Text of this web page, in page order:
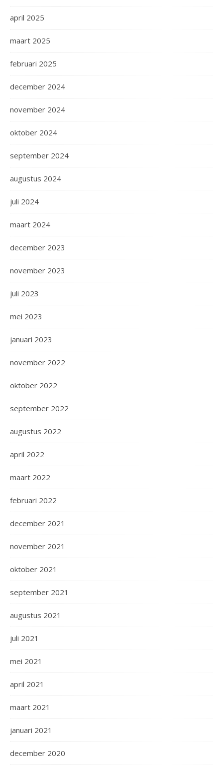
april 2025
maart 2025
februari 2025
december 2024
november 2024
oktober 2024
september 2024
augustus 2024
juli 2024
maart 2024
december 2023
november 2023
juli 2023
mei 2023
januari 2023
november 2022
oktober 2022
september 2022
augustus 2022
april 2022
maart 2022
februari 2022
december 2021
november 2021
oktober 2021
september 2021
augustus 2021
juli 2021
mei 2021
april 2021
maart 2021
januari 2021
december 2020